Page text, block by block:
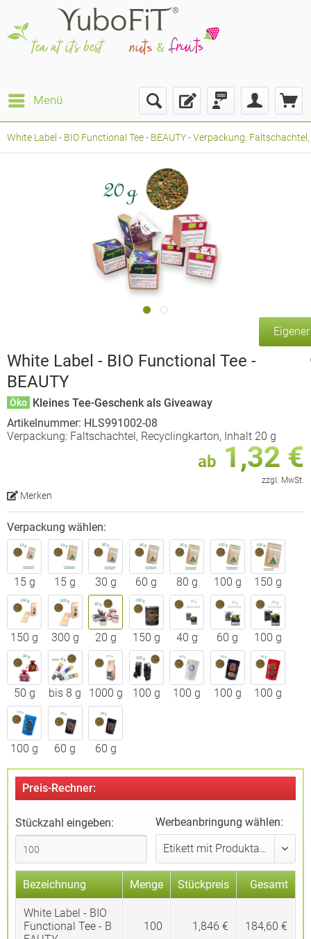
Menü
White Label - BIO Functional Tee - BEAUTY - Verpackung:
White Label - BIO Functional Tee -
BEAUTY
Öko Kleines Tee-Geschenk als Giveaway
Artikelnummer: HLS991002-08
Verpackung: Faltschachtel, Recyclingkarton, Inhalt 20 g
ab 1,32 €
zzgl. MwSt.
Merken
Verpackung wählen:
15 g 15 g 30 g 60 g 80 g 100 g 150 g
150 g 300 g 20 g 150 g 40 g 60 g 100 g
50 g bis 8 g 1000 g 100 g 100 g 100 g 100 g
100 g 60 g 60 g
Preis-Rechner:
Stückzahl eingeben: Werbeanbringung wählen:
Bezeichnung Menge Stückpreis Gesamt
White Label - BIO
Functional Tee - B
100 1,846 € 184,60 €